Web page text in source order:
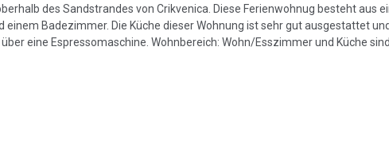
des Sandstrandes von Crikvenica. Diese Ferienwohnug besteht aus
Badezimmer. Die Küche dieser Wohnung ist sehr gut ausgestattet
eine Espressomaschine. Wohnbereich: Wohn/Esszimmer und Küche